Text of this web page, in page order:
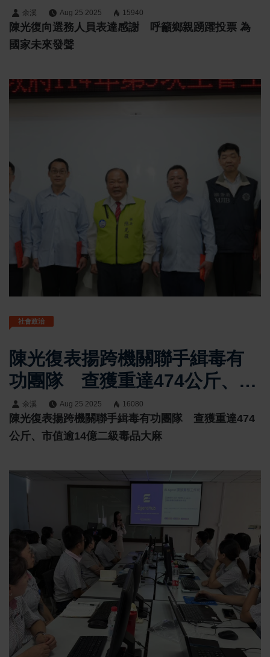
發聲
余溪 Aug 25 2025 15940
陳光復向選務人員表達感謝 呼籲鄉親踴躍投票 為
國家未來發聲
社會政治
陳光復表揚跨機關聯手緝毒有
功團隊 查獲重達474公斤、市
值逾14億二級毒品大麻
余溪 Aug 25 2025 16080
陳光復表揚跨機關聯手緝毒有功團隊 查獲重達474
公斤、市值逾14億二級毒品大麻